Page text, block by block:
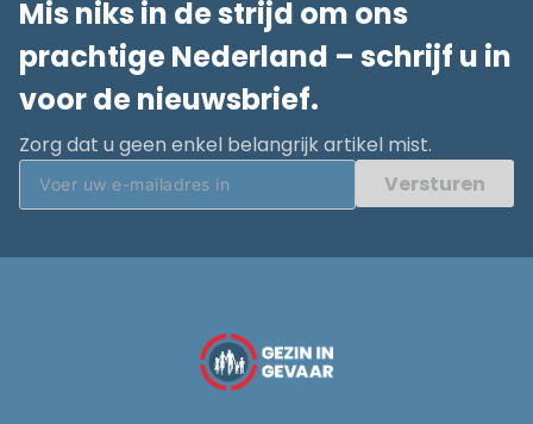
Mis niks in de strijd om ons
prachtige Nederland – schrijf u in
voor de nieuwsbrief.
Zorg dat u geen enkel belangrijk artikel mist.
Versturen